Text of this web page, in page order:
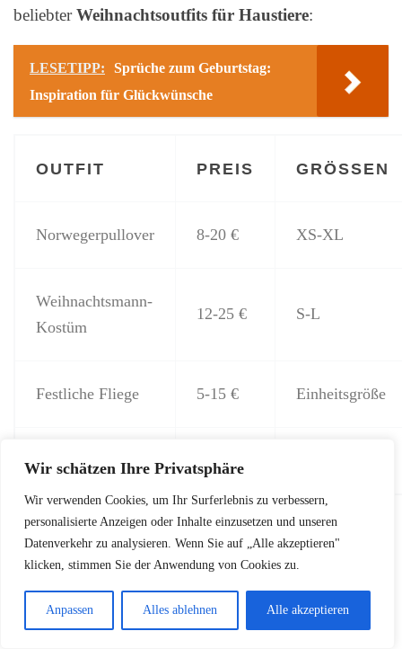
Wir schätzen Ihre Privatsphäre
Wir verwenden Cookies, um Ihr Surferlebnis zu verbessern,
personalisierte Anzeigen oder Inhalte einzusetzen und unseren
Datenverkehr zu analysieren. Wenn Sie auf „Alle akzeptieren"
klicken, stimmen Sie der Anwendung von Cookies zu.
Anpassen Alles ablehnen Alle akzeptieren
beliebterWeihnachtsoutfits für Haustiere:
LESETIPP:
Sprüche zum Geburtstag:
Inspiration für Glückwünsche
OUTFIT PREIS GRÖSSEN
Norwegerpullover 8-20 € XS-XL
Weihnachtsmann-
Kostüm
12-25 € S-L
Festliche Fliege 5-15 € Einheitsgröße
Rentier-Geweih 7-18 €
Mit diesen festlichen Accessoires wird Ihr Haustier
zum Hingucker auf jeder Weihnachtsfeier. Der
unvergessliche Momente und zeigt, dass auch unsere
tierischen Freunde ein wichtiger Teil der